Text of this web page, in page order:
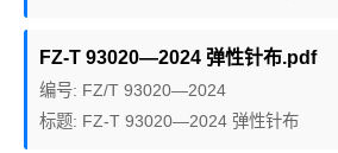
FZ-T 93020—2024 弹性针布.pdf
编号: FZ/T 93020—2024
标题: FZ-T 93020—2024 弹性针布